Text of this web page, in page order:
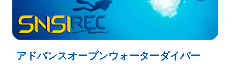
アドバンスオープンウォーターダイバー